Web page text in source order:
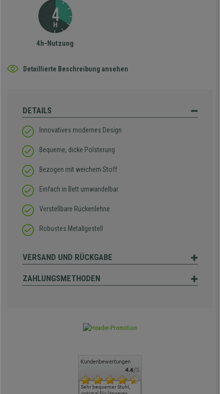
4h-Nutzung
Detaillierte Beschreibung ansehen
DETAILS
Innovatives modernes Design
Bequeme, dicke Polsterung
Bezogen mit weichem Stoff
Einfach in Bett umwandelbar
Verstellbare Rückenlehne
Robustes Metallgestell
VERSAND UND RÜCKGABE
ZAHLUNGSMETHODEN
Kundenbewertungen
4.6/5
Sehr bequemer Stuhl,